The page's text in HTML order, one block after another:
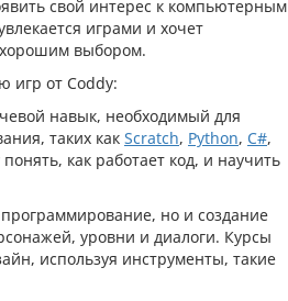
свой интерес к компьютерным
играми и хочет
хорошим выбором.
игр от Coddy:
навык, необходимый для
таких как Scratch, Python, C#,
как работает код, и научить
но и создание
уровни и диалоги. Курсы
используя инструменты, такие